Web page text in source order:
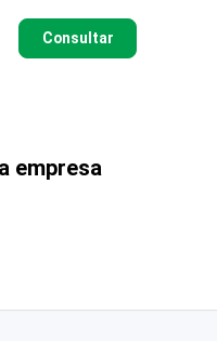
Consultar
empresa